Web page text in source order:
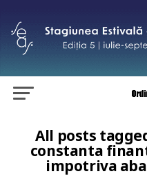
All posts
constanta
impotriva